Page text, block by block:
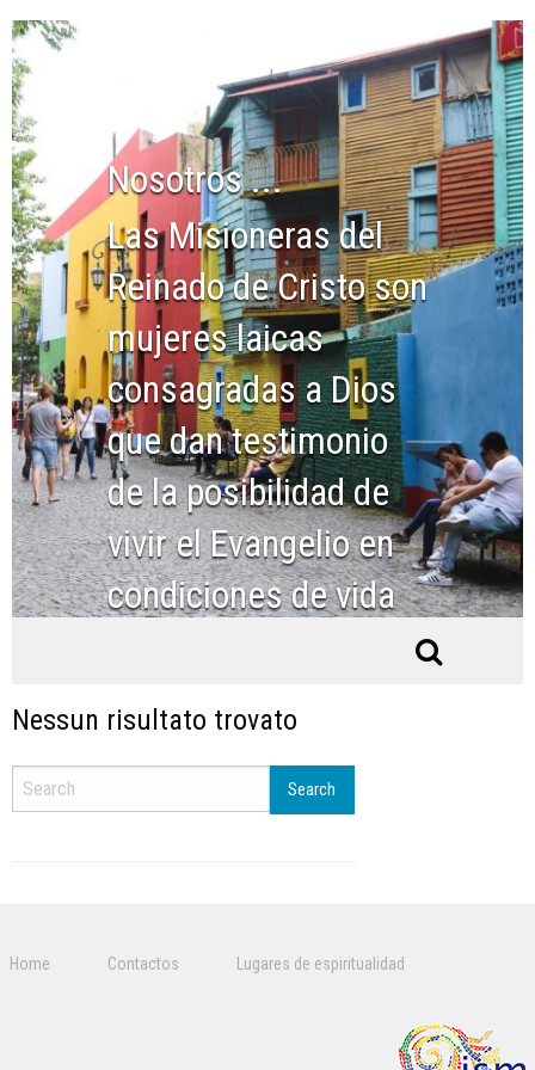
Nosotros ...
Las Misioneras del
Reinado de Cristo son
mujeres laicas
consagradas a Dios
que dan testimonio
de la posibilidad de
vivir el Evangelio en
condiciones de vida
Nessun risultato trovato
Search
Home Contactos Lugares de espiritualidad